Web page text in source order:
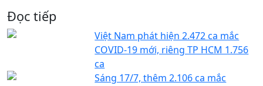
Đọc tiếp
Việt Nam phát hiện 2.472 ca mắc
COVID-19 mới, riêng TP HCM 1.756
ca
Sáng 17/7, thêm 2.106 ca mắc